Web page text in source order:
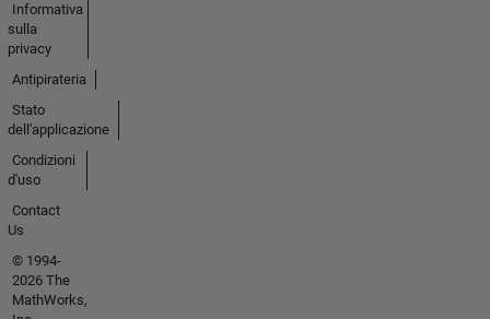
Informativa
sulla
privacy
Antipirateria
Stato
dell'applicazione
Condizioni
d'uso
Contact
Us
© 1994-
2026 The
MathWorks,